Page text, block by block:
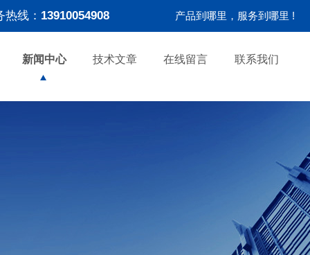
热线： 13910054908 产品到哪里，服务到哪里 !
新闻中心 技术文章 在线留言 联系我们